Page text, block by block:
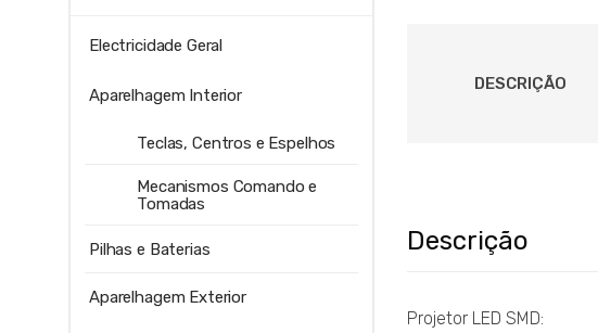
DESCRIÇÃO
Descrição
Projetor LED SMD:
Electricidade Geral
Aparelhagem Interior
Teclas, Centros e Espelhos
Mecanismos Comando e
Tomadas
Pilhas e Baterias
Aparelhagem Exterior